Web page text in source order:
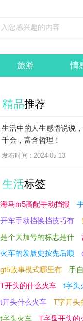
旅游 情
精品推荐
生活中的人生感悟说说
千金，富含哲理！
发布时间：2024-05-13
生活标签
海马m5高配手动挡报
开车手动挡换挡技巧有
是个大加号的标志是什
火车的发展史按先后顺
gt5故事模式哪里有
手
T开头的什么火车
t字头
t开头什么火车
T字开头
t字头火车
T字母开头的